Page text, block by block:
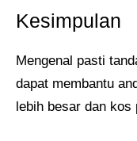
Kesimpulan
Mengenal pasti
dapat membantu
lebih besar dan kos